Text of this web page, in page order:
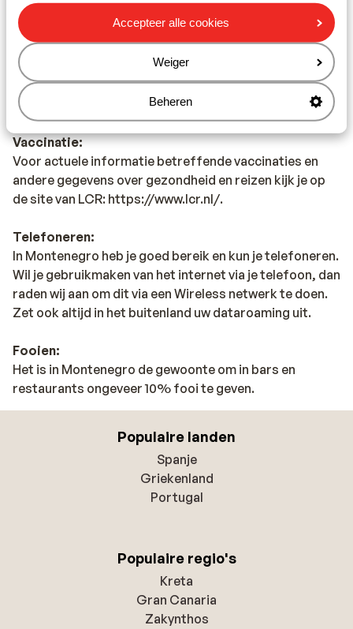
Accepteer alle cookies
Weiger
Beheren
Sunweb kan hiervoor niet aansprakelijk worden
gesteld.
Reisleiding
In Montenegro is er reisleiding aanwezig (Engels
sprekend).
Vaccinatie:
Voor actuele informatie betreffende vaccinaties en
andere gegevens over gezondheid en reizen kijk je op
de site van LCR: https://www.lcr.nl/.
Telefoneren:
In Montenegro heb je goed bereik en kun je telefoneren.
Wil je gebruikmaken van het internet via je telefoon, dan
raden wij aan om dit via een Wireless netwerk te doen.
Zet ook altijd in het buitenland uw dataroaming uit.
Fooien:
Het is in Montenegro de gewoonte om in bars en
restaurants ongeveer 10% fooi te geven.
Populaire landen
Spanje
Griekenland
Portugal
Populaire regio's
Kreta
Gran Canaria
Zakynthos